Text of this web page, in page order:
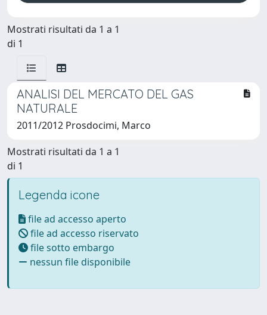
Mostrati risultati da 1 a 1
di 1
ANALISI DEL MERCATO DEL GAS
NATURALE
2011/2012 Prosdocimi, Marco
Mostrati risultati da 1 a 1
di 1
Legenda icone
file ad accesso aperto
file ad accesso riservato
file sotto embargo
nessun file disponibile